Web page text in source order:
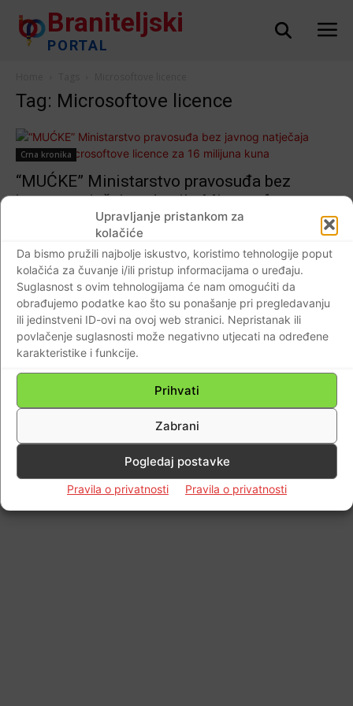
Upravljanje pristankom za
kolačiće
Da bismo pružili najbolje iskustvo, koristimo tehnologije poput
kolačića za čuvanje i/ili pristup informacijama o uređaju.
Suglasnost s ovim tehnologijama će nam omogućiti da
obrađujemo podatke kao što su ponašanje pri pregledavanju
ili jedinstveni ID-ovi na ovoj web stranici. Nepristanak ili
povlačenje suglasnosti može negativno utjecati na određene
karakteristike i funkcije.
Prihvati
Zabrani
Pogledaj postavke
Pravila o privatnosti Pravila o privatnosti
Braniteljski
PORTAL
Tag: Microsoftove licence
Crna kronika
“MUĆKE” Ministarstvo pravosuđa bez
javnog natječaja nabavilo Microsoftove
licence za 16 milijuna kuna
Impressum Kontaktirajte nas Pravila o privatnosti
© Newspaper WordPress Theme by TagDiv